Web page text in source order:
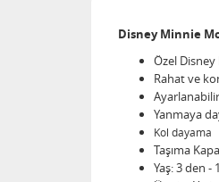
Disney Minnie
Özel
Rahat ve
Yanmaya
Kol dayama
Taşıma
Yaş: 3 den -